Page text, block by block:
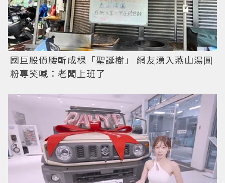
國巨股價腰斬成棵「聖誕樹」 網友湧入燕山湯圓
粉專笑喊：老闆上班了